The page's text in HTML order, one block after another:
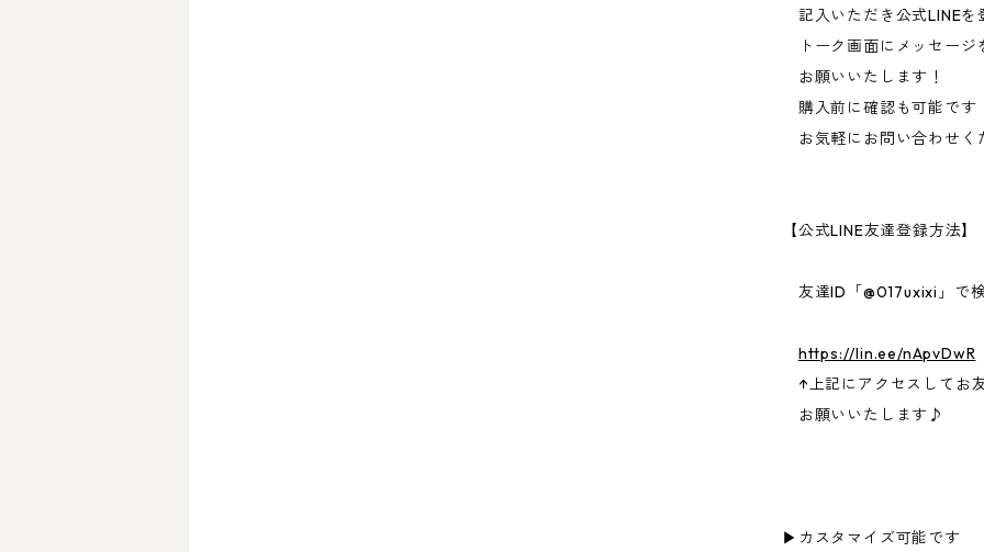
記入いただき公式LINEを
トーク画面にメッセージ
お願いいたします！
購入前に確認も可能です
お気軽にお問い合わせく
【公式LINE友達登録方法】
友達ID「@017uxixi」で
https://lin.ee/nApvDwR
↑上記にアクセスしてお
お願いいたします♪
▶︎カスタマイズ可能です